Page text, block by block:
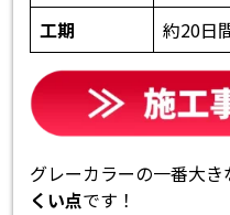
工期
約20日
グレーカラーの一番大
くい点です！